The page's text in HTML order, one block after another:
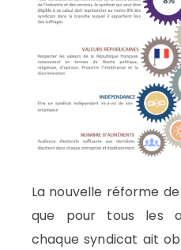
La nouvelle réforme
que pour tous les
chaque syndicat ait